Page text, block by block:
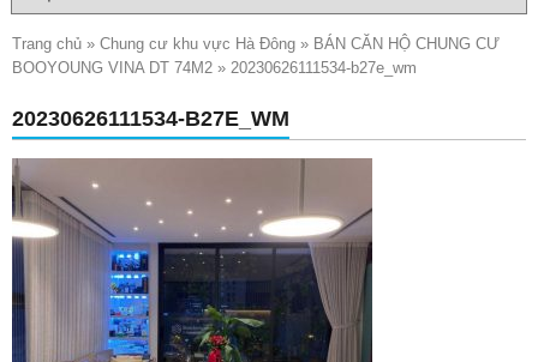
Trang chủ » Chung cư khu vực Hà Đông » BÁN CĂN HỘ CHUNG CƯ
BOOYOUNG VINA DT 74M2 » 20230626111534-b27e_wm
20230626111534-B27E_WM